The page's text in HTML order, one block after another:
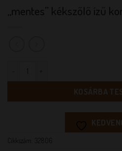
„mentes” kékszőlő ízű
KOSÁRBA
Cikkszám:
32806